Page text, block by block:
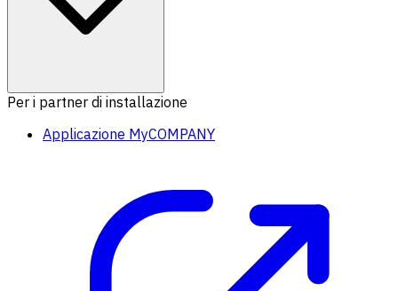
Per i partner di installazione
Applicazione MyCOMPANY